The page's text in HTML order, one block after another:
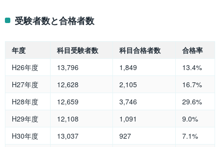
受験者数と合格者数
年度 科目受験者数 科目合格者数
合格率
H26年度
13,796 1,849
13.4%
H27年度
12,628 2,105
16.7%
H28年度
12,659 3,746
29.6%
H29年度
12,108 1,091
9.0%
H30年度
13,037 927
7.1%